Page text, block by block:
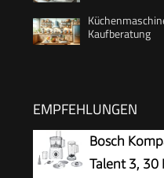
Kaufberatung
EMPFEHLUNGEN
Bosch
Talent 3, 30